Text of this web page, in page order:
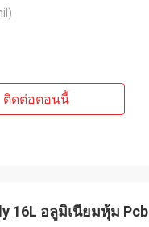
ติดต่อตอนนี้
16L อลูมิเนียมหุ้ม Pcb